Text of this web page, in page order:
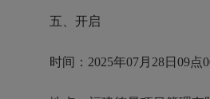
五、开启
时间：2025年07月28日09点